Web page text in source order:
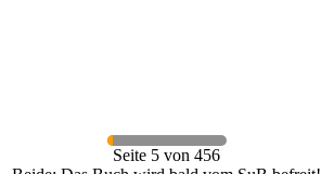
Seite 5 von 456